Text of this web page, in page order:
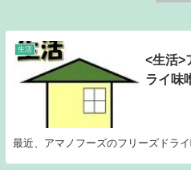
生活
<生活>
ライ味
最近、アマノフーズのフリーズドラ